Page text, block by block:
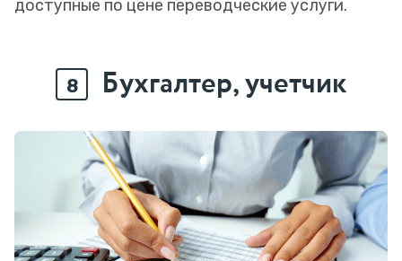
доступные по цене переводческие услуги.
8 Бухгалтер, учетчик